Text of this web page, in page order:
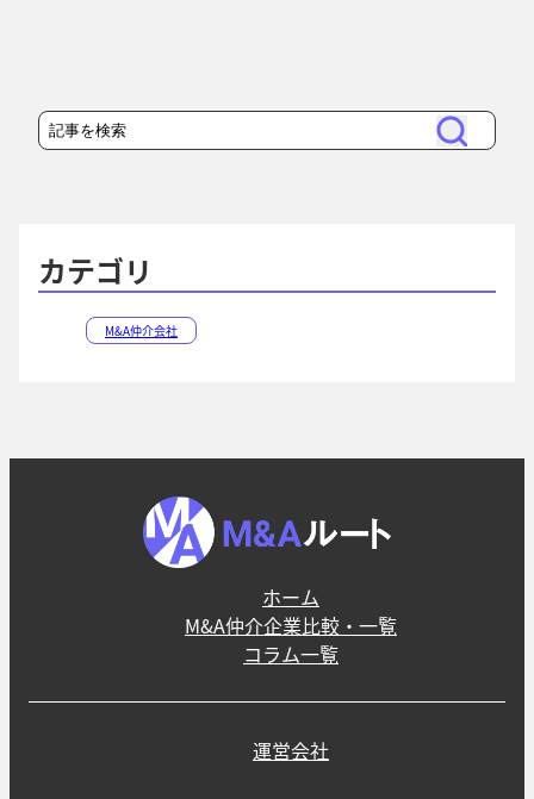
検
索
検
索
カテゴリ
M&A仲介会社
ホーム
M&A仲介企業比較・一覧
コラム一覧
運営会社